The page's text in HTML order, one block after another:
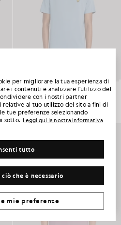
Maglietta in cotone dal taglio squadrato Maglietta sportiva
£30.00
+5
per migliorare la tua esperienza di
i contenuti e analizzare l'utilizzo del
con i nostri partner
al tuo utilizzo del sito a fini di
tue preferenze selezionando
sotto. Leggi qui la nostra informativa
che è necessario
tutto
mie preferenze
DI SCONTO SUL TUO
ORDINE
a scoprire le novità della nuova stagione, le
ai soci, oltre a ricevere un esclusivo codice di
uno sconto del 15%.
LA MIA OFFERTA